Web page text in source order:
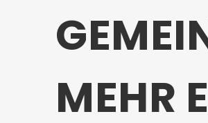
MEHR